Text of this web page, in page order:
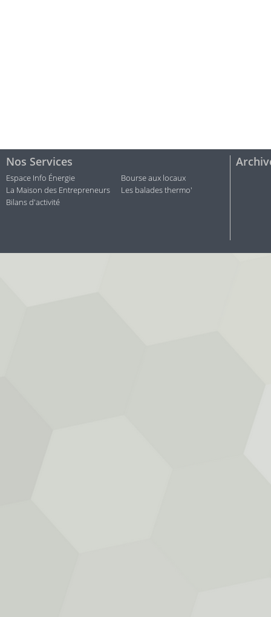
Nos Services
Espace Info Énergie
Bourse aux locaux
La Maison des Entrepreneurs
Les balades thermo'
Bilans d'activité